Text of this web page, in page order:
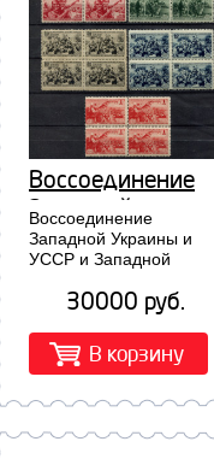
Воссоединение
Западной
Украины и УССР и
Западной
Белоруссии и БССР
квартблоки 631-
635
Воссоединение
Западной Украины и
УССР и Западной
квартблоки 631-635...
30000 руб.
В корзину